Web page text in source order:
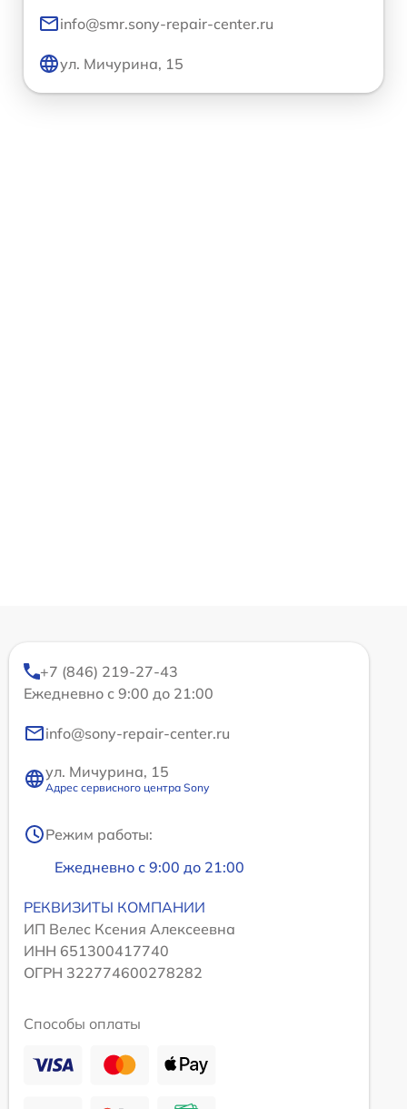
info@smr.sony-repair-center.ru
ул. Мичурина, 15
+7 (846) 219-27-43
Ежедневно с 9:00 до 21:00
info@sony-repair-center.ru
ул. Мичурина, 15
Адрес сервисного центра Sony
Режим работы:
Ежедневно с 9:00 до 21:00
РЕКВИЗИТЫ КОМПАНИИ
ИП Велес Ксения Алексеевна
ИНН 651300417740
ОГРН 322774600278282
Способы оплаты